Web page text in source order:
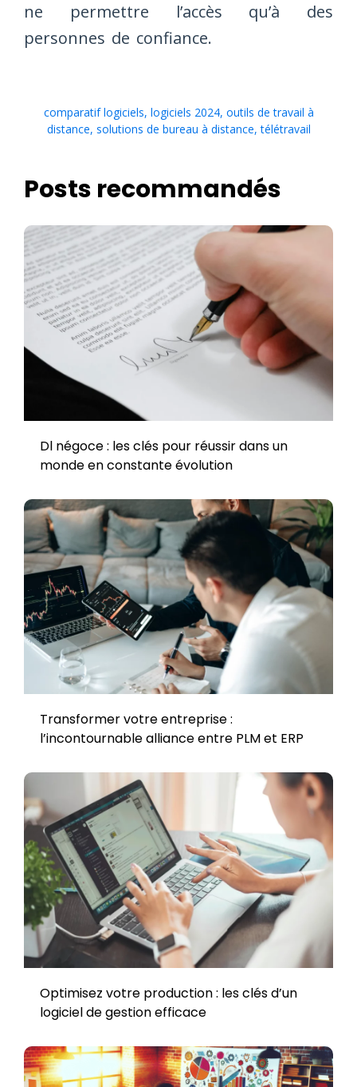
ne permettre l’accès qu’à des
personnes de confiance.
comparatif logiciels, logiciels 2024, outils de travail à
distance, solutions de bureau à distance,télétravail
Posts recommandés
Dl négoce : les clés pour réussir dans un
monde en constante évolution
Transformer votre entreprise :
l’incontournable alliance entre PLM et ERP
Optimisez votre production : les clés d’un
logiciel de gestion efficace